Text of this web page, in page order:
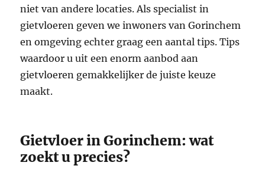
niet van andere locaties. Als specialist in
gietvloeren geven we inwoners van Gorinchem
en omgeving echter graag een aantal tips. Tips
waardoor u uit een enorm aanbod aan
gietvloeren gemakkelijker de juiste keuze
maakt.
Gietvloer in Gorinchem: wat
zoekt u precies?